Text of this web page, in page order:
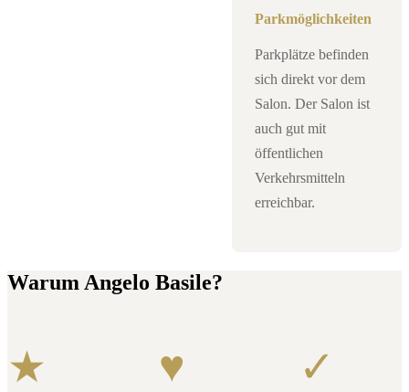
Parkmöglichkeiten
Parkplätze befinden
sich direkt vor dem
Salon. Der Salon ist
auch gut mit
öffentlichen
Verkehrsmitteln
erreichbar.
Warum Angelo Basile?
★ ♥ ✓